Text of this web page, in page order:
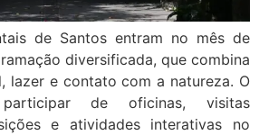
de Santos entram no mês de
diversificada, que combina
lazer e contato com a natureza. O
de oficinas, visitas
e atividades interativas no